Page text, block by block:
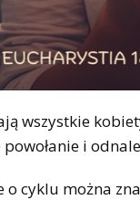
wszystkie
i
o cyklu można